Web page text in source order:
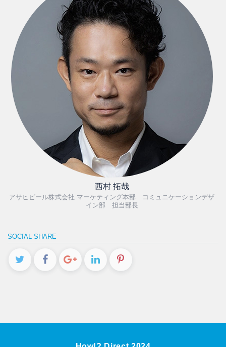
西村 拓哉
アサヒビール株式会社 マーケティング本部 コミュニケーションデザ
イン部 担当部長
SOCIAL SHARE